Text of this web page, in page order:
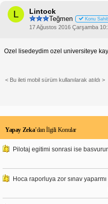
L Lintock
Teğmen Konu
17 Ağustos 2016 Çarşamba
Ozel lisedeydim ozel universiteye
< Bu ileti mobil sürüm kullanılarak atıldı >
Yapay Zeka’dan İlgili Konular
Pilotaj egitimi sonrasi ise
Hoca raporluya zor sınav yaparmı